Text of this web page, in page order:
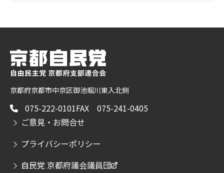
京都府京都市中京区御池堀川東入北側
075-222-0101FAX 075-241-0405
ご意見・お問合せ
プライバシーポリシー
自民党 京都府議会議員団